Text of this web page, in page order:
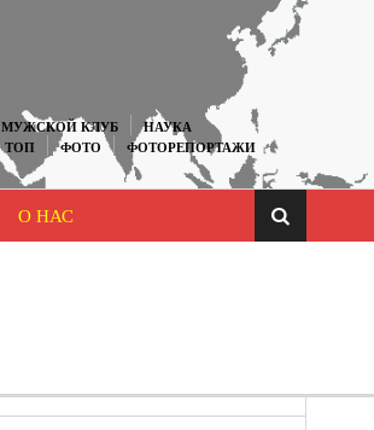
МУЖСКОЙ КЛУБ
НАУКА
ТОП ФОТО
ФОТОРЕПОРТАЖИ
О НАС